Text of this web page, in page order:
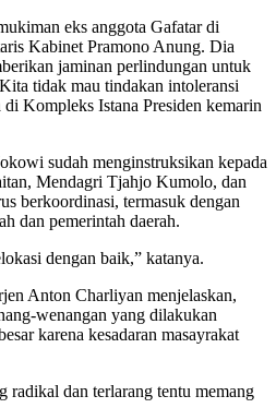
eks anggota Gafatar di
Kabinet Pramono Anung. Dia
jaminan perlindungan untuk
tidak mau tindakan intoleransi
Kompleks Istana Presiden kemarin
sudah menginstruksikan kepada
Mendagri Tjahjo Kumolo, dan
berkoordinasi, termasuk dengan
dan pemerintah daerah.
dengan baik,” katanya.
Anton Charliyan menjelaskan,
wenangan yang dilakukan
karena kesadaran masayrakat
radikal dan terlarang tentu memang